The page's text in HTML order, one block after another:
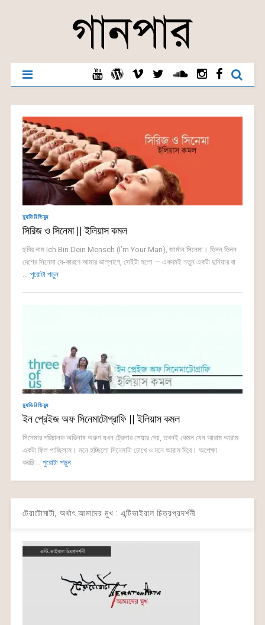
ম্যুভিরিভিয়্যু
সিরিজ ও সিনেমা || ইলিয়াস কমল
ছবির নাম Ich Bin Dein Mensch (I’m Your Man), জার্মান সিনেমা। ভিন্ন ভিন্ন
দেশের সিনেমা যে-কারণে আমার ভাল্লাগে, সেইটা হলো — একদমই নতুন একটা দুনিয়ার বা
... পুরোটা পড়ুন
ম্যুভিরিভিয়্যু
ইন প্রেইজ অফ সিনেমাটোগ্রাফি || ইলিয়াস কমল
সিনেমার পরিচালক অভিনাষ অরুণ যখন ট্রেলার শেয়ার দেয়, তখনই কেমন যেন আরাম আরাম
একটা ফিল পাচ্ছিলাম। মনে হচ্ছিলো সিনেমাটা চোখে ও মনে আরাম দিবে। অপেক্ষা
করছি... পুরোটা পড়ুন
টেরাটোমার্টা, অর্থাৎ আমাদের মুখ : এন্টিভাইরাল চিত্রপ্রদর্শনী